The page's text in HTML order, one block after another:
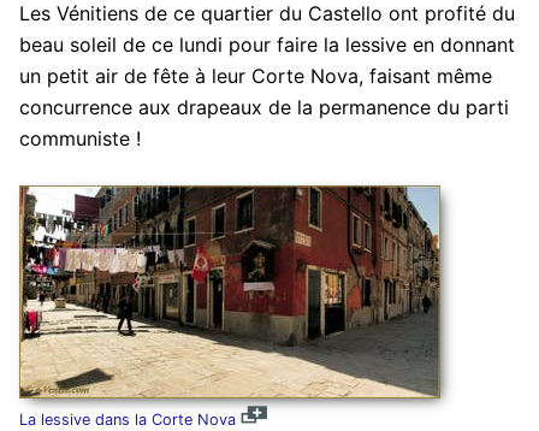
Les Vénitiens de ce quartier du Castello ont profité du
beau soleil de ce lundi pour faire la lessive en donnant
un petit air de fête à leur Corte Nova, faisant même
concurrence aux drapeaux de la permanence du parti
communiste !
La lessive dans la Corte Nova